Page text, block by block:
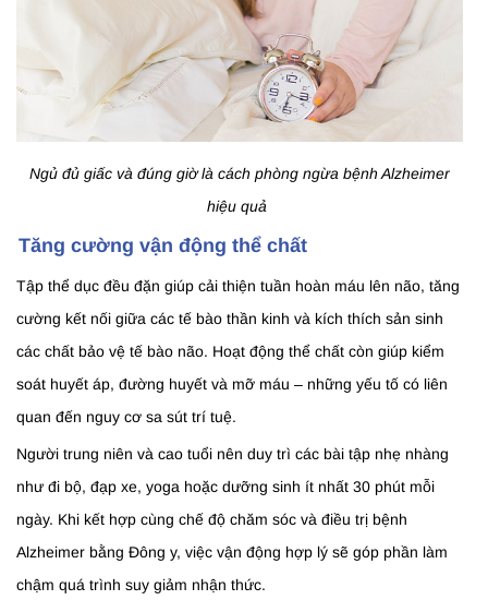
Ngủ đủ giấc và đúng giờ là cách phòng ngừa bệnh Alzheimer
hiệu quả
Tăng cường vận động thể chất
Tập thể dục đều đặn giúp cải thiện tuần hoàn máu lên não, tăng
cường kết nối giữa các tế bào thần kinh và kích thích sản sinh
các chất bảo vệ tế bào não. Hoạt động thể chất còn giúp kiểm
soát huyết áp, đường huyết và mỡ máu – những yếu tố có liên
quan đến nguy cơ sa sút trí tuệ.
Người trung niên và cao tuổi nên duy trì các bài tập nhẹ nhàng
như đi bộ, đạp xe, yoga hoặc dưỡng sinh ít nhất 30 phút mỗi
ngày. Khi kết hợp cùng chế độ chăm sóc và điều trị bệnh
Alzheimer bằng Đông y, việc vận động hợp lý sẽ góp phần làm
chậm quá trình suy giảm nhận thức.